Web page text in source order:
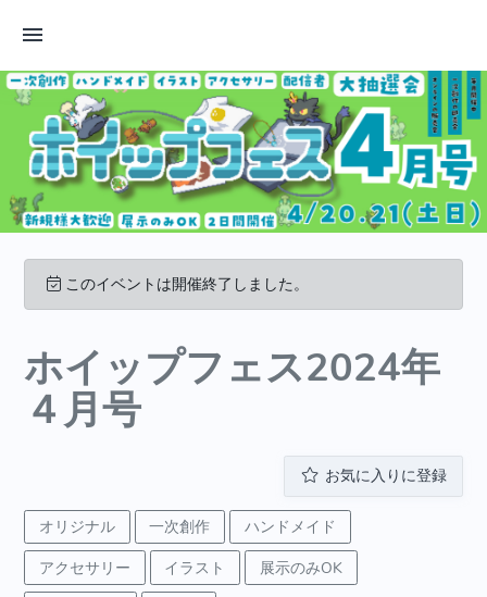
このイベントは開催終了しました。
ホイップフェス2024年
４月号
お気に入りに登録
オリジナル 一次創作
ハンドメイド
アクセサリー
イラスト
展示のみOK